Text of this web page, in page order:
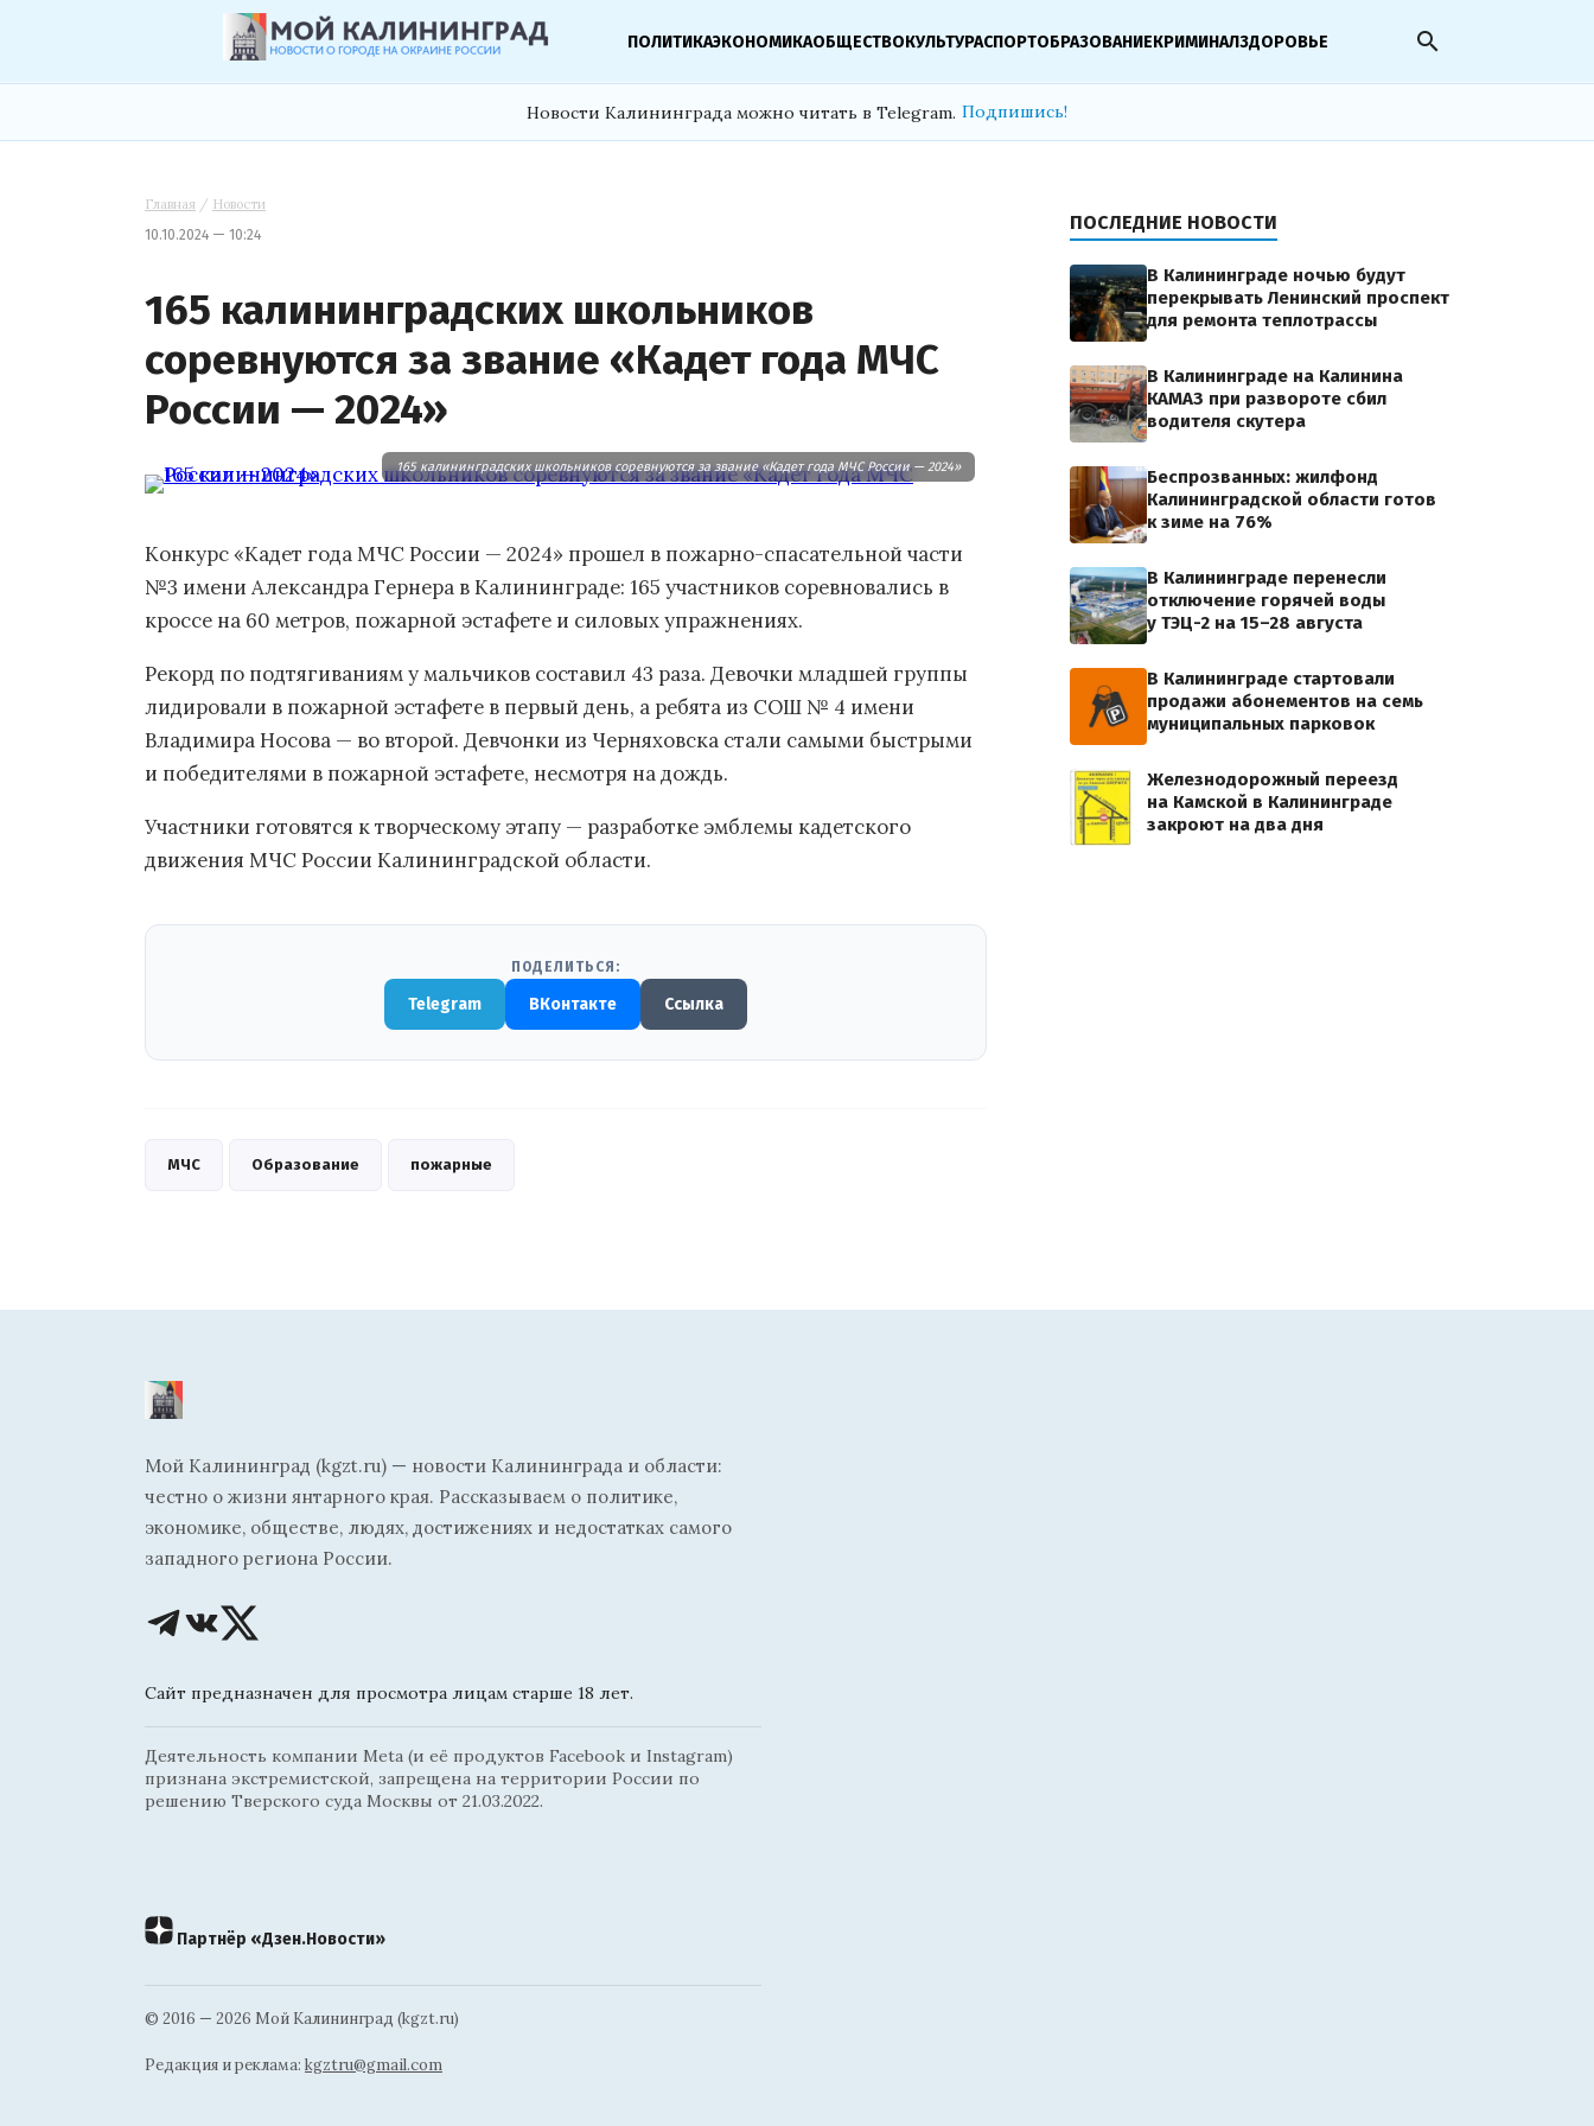
ПОЛИТИКАЭКОНОМИКАОБЩЕСТВОКУЛЬТУРАСПОРТОБРАЗОВАНИЕКРИМИНАЛЗДОРОВЬЕ search
Новости Калининграда можно читать в Telegram. Подпишись!
Главная / Новости
10.10.2024 — 10:24
165 калининградских школьников
соревнуются за звание «Кадет года МЧС
России — 2024»
165 калининградских школьников соревнуются за звание «Кадет года МЧС России — 2024»
Конкурс «Кадет года МЧС России — 2024» прошел в пожарно-спасательной части
№3 имени Александра Гернера в Калининграде: 165 участников соревновались в
кроссе на 60 метров, пожарной эстафете и силовых упражнениях.
Рекорд по подтягиваниям у мальчиков составил 43 раза. Девочки младшей группы
лидировали в пожарной эстафете в первый день, а ребята из СОШ № 4 имени
Владимира Носова — во второй. Девчонки из Черняховска стали самыми быстрыми
и победителями в пожарной эстафете, несмотря на дождь.
Участники готовятся к творческому этапу — разработке эмблемы кадетского
движения МЧС России Калининградской области.
ПОДЕЛИТЬСЯ:
Telegram ВКонтакте Ссылка
МЧС Образование пожарные
ПОСЛЕДНИЕ НОВОСТИ
В Калининграде ночью будут
перекрывать Ленинский проспект
для ремонта теплотрассы
В Калининграде на Калинина
КАМАЗ при развороте сбил
водителя скутера
Беспрозванных: жилфонд
Калининградской области готов
к зиме на 76%
В Калининграде перенесли
отключение горячей воды
у ТЭЦ-2 на 15–28 августа
В Калининграде стартовали
продажи абонементов на семь
муниципальных парковок
Железнодорожный переезд
на Камской в Калининграде
закроют на два дня
Мой Калининград (kgzt.ru) — новости Калининграда и области:
честно о жизни янтарного края. Рассказываем о политике,
экономике, обществе, людях, достижениях и недостатках самого
западного региона России.
Сайт предназначен для просмотра лицам старше 18 лет.
Деятельность компании Meta (и её продуктов Facebook и Instagram)
признана экстремистской, запрещена на территории России по
решению Тверского суда Москвы от 21.03.2022.
Партнёр «Дзен.Новости»
© 2016 — 2026 Мой Калининград (kgzt.ru)
Редакция и реклама: kgztru@gmail.com